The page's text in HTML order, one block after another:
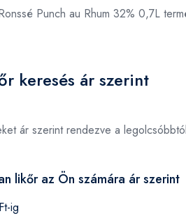
Punch au Rhum 32% 0,7L
keresés ár szerint
ár szerint rendezve a
likőr az Ön számára ár szerint
ig